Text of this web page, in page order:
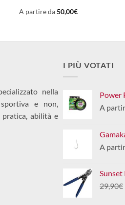
A partire da50,00€
nella
sportiva e non,
pratica, abilità e
I PIÙ VOTATI
Power
A
A
Sunset
29,90€